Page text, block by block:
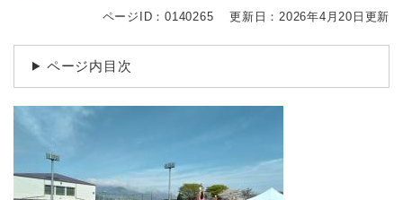
ページID：0140265 更新日：2026年4月20日更新
ページ内目次